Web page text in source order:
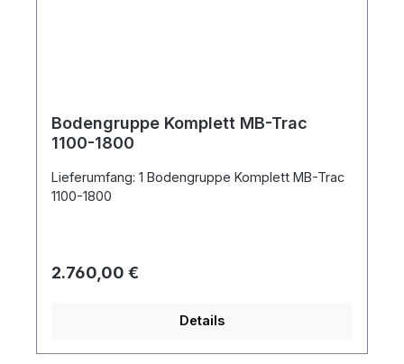
Bodengruppe Komplett MB-Trac
1100-1800
Lieferumfang: 1 Bodengruppe Komplett MB-Trac
1100-1800
Regulärer Preis:
2.760,00 €
Details